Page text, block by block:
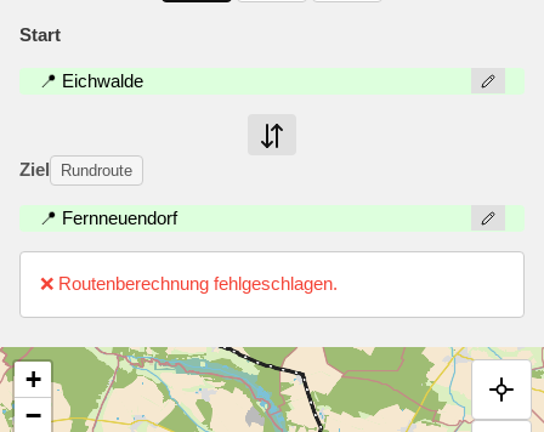
Start
📍 Eichwalde
Ziel Rundroute
📍 Fernneuendorf
❌ Routenberechnung fehlgeschlagen.
+
−